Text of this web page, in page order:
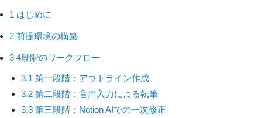
1 はじめに
2 前提環境の構築
3 4段階のワークフロー
3.1 第一段階：アウトライン作成
3.2 第二段階：音声入力による執筆
3.3 第三段階：Notion AIでの一次修正